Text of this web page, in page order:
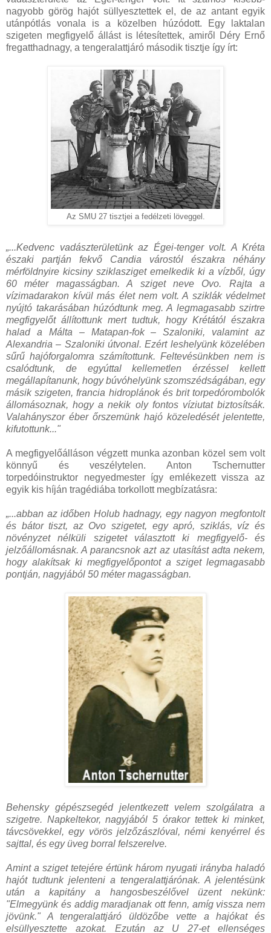
nagyobb görög hajót süllyesztettek el, de az antant egyik
utánpótlás vonala is a közelben húzódott. Egy laktalan
szigeten megfigyelő állást is létesítettek, amiről Déry Ernő
fregatthadnagy, a tengeralattjáró második tisztje így írt:
Az SMU 27 tisztjei a fedélzeti löveggel.
„...Kedvenc vadászterületünk az Égei-tenger volt. A Kréta
északi partján fekvő Candia várostól északra néhány
mérföldnyire kicsiny sziklasziget emelkedik ki a vízből, úgy
60 méter magasságban. A sziget neve Ovo. Rajta a
vízimadarakon kívül más élet nem volt. A sziklák védelmet
nyújtó takarásában húzódtunk meg. A legmagasabb szirtre
megfigyelőt állítottunk mert tudtuk, hogy Krétától északra
halad a Málta – Matapan-fok – Szaloniki, valamint az
Alexandria – Szaloniki útvonal. Ezért leshelyünk közelében
sűrű hajóforgalomra számítottunk. Feltevésünkben nem is
csalódtunk, de egyúttal kellemetlen érzéssel kellett
megállapítanunk, hogy búvóhelyünk szomszédságában, egy
másik szigeten, francia hidroplánok és brit torpedórombolók
állomásoznak, hogy a nekik oly fontos víziutat biztosítsák.
Valahányszor éber őrszemünk hajó közeledését jelentette,
kifutottunk..."
A megfigyelőálláson végzett munka azonban közel sem volt
könnyű és veszélytelen. Anton Tschernutter
torpedóinstruktor negyedmester így emlékezett vissza az
egyik kis híján tragédiába torkollott megbízatásra:
„...abban az időben Holub hadnagy, egy nagyon megfontolt
és bátor tiszt, az Ovo szigetet, egy apró, sziklás, víz és
növényzet nélküli szigetet választott ki megfigyelő- és
jelzőállomásnak. A parancsnok azt az utasítást adta nekem,
hogy alakítsak ki megfigyelőpontot a sziget legmagasabb
pontján, nagyjából 50 méter magasságban.
Behensky gépészsegéd jelentkezett velem szolgálatra a
szigetre. Napkeltekor, nagyjából 5 órakor tettek ki minket,
távcsövekkel, egy vörös jelzőzászlóval, némi kenyérrel és
sajttal, és egy üveg borral felszerelve.
Amint a sziget tetejére értünk három nyugati irányba haladó
hajót tudtunk jelenteni a tengeralattjárónak. A jelentésünk
után a kapitány a hangosbeszélővel üzent nekünk:
"Elmegyünk és addig maradjanak ott fenn, amíg vissza nem
jövünk." A tengeralattjáró üldözőbe vette a hajókat és
elsüllyesztette azokat. Ezután az U 27-et ellenséges